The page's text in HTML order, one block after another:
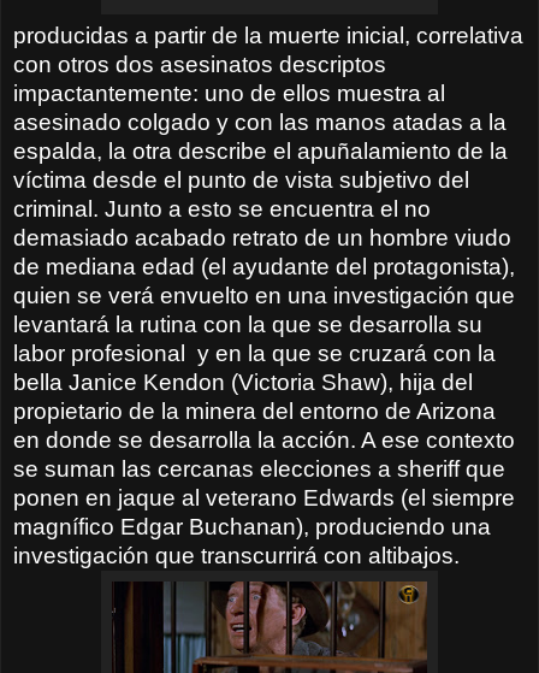
producidas a partir de la muerte inicial, correlativa
con otros dos asesinatos descriptos
impactantemente: uno de ellos muestra al
asesinado colgado y con las manos atadas a la
espalda, la otra describe el apuñalamiento de la
víctima desde el punto de vista subjetivo del
criminal. Junto a esto se encuentra el no
demasiado acabado retrato de un hombre viudo
de mediana edad (el ayudante del protagonista),
quien se verá envuelto en una investigación que
levantará la rutina con la que se desarrolla su
labor profesional
y en la que se cruzará con la
bella Janice Kendon (Victoria Shaw), hija del
propietario de la minera del entorno de Arizona
en donde se desarrolla la acción. A ese contexto
se suman las cercanas elecciones a sheriff que
ponen en jaque al veterano Edwards (el siempre
magnífico Edgar Buchanan), produciendo una
investigación que transcurrirá con altibajos.